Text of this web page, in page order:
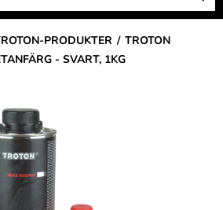
PRODUKTER
TROTON
- SVART, 1KG